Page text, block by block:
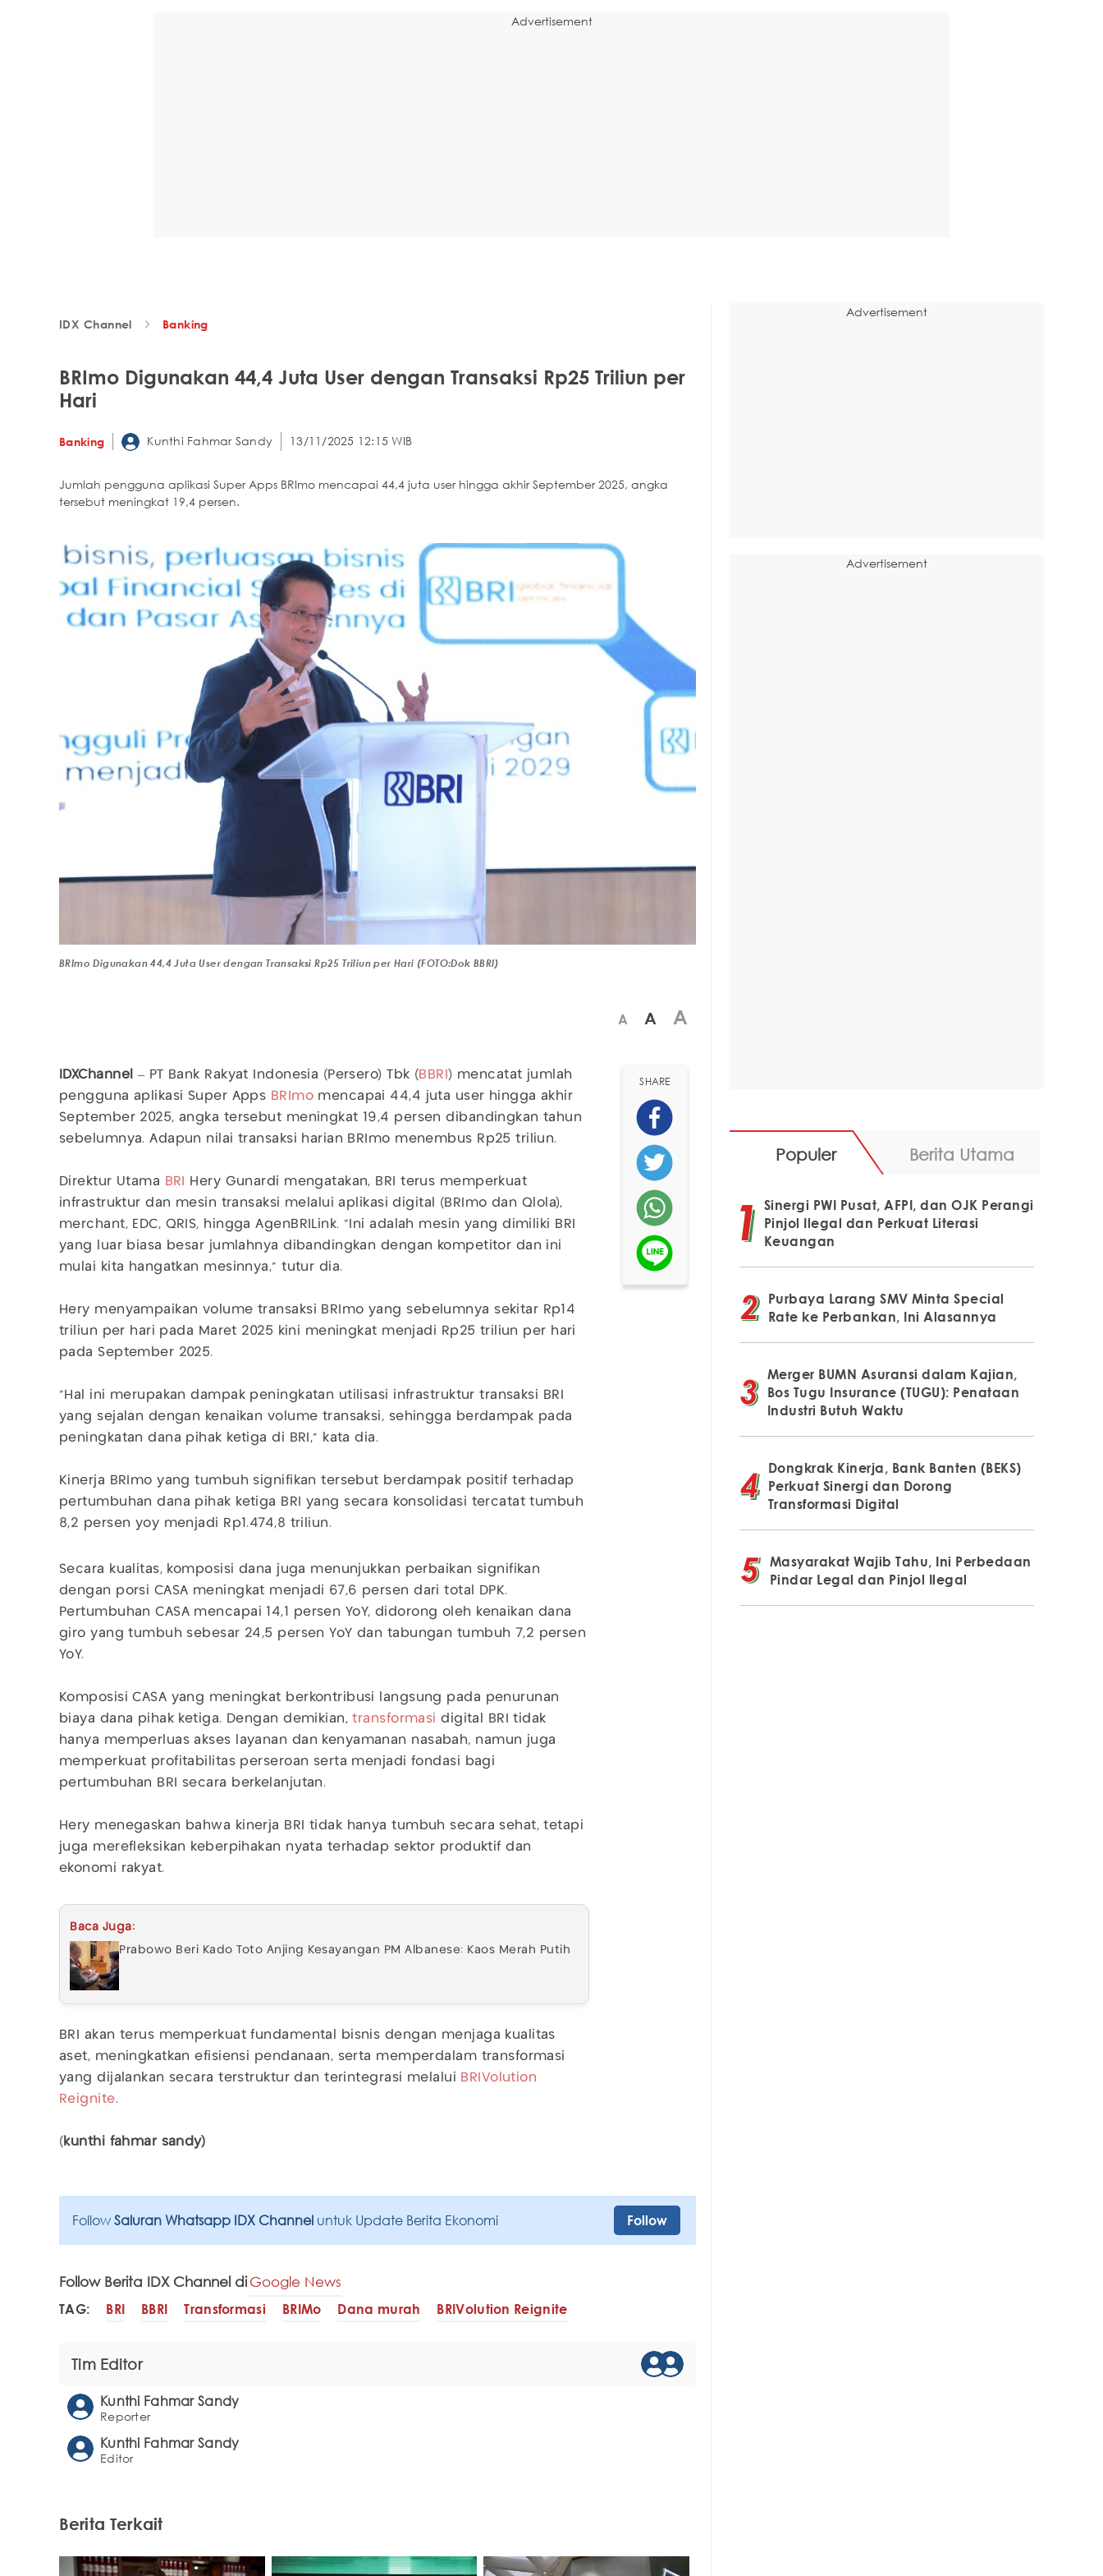
Advertisement
IDX Channel Banking
BRImo Digunakan 44,4 Juta User dengan Transaksi Rp25 Triliun per
Hari
Banking Kunthi Fahmar Sandy 13/11/2025 12:15 WIB
Jumlah pengguna aplikasi Super Apps BRImo mencapai 44,4 juta user hingga akhir September 2025, angka
tersebut meningkat 19,4 persen.
BRImo Digunakan 44,4 Juta User dengan Transaksi Rp25 Triliun per Hari (FOTO:Dok BBRI)
A A A
IDXChannel – PT Bank Rakyat Indonesia (Persero) Tbk ( BBRI ) mencatat jumlah
pengguna aplikasi Super Apps BRImomencapai 44,4 juta user hingga akhir
September 2025, angka tersebut meningkat 19,4 persen dibandingkan tahun
sebelumnya. Adapun nilai transaksi harian BRImo menembus Rp25 triliun.
Direktur Utama BRI
Hery Gunardi mengatakan, BRI terus memperkuat
infrastruktur dan mesin transaksi melalui aplikasi digital (BRImo dan Qlola),
merchant, EDC, QRIS, hingga AgenBRILink. "Ini adalah mesin yang dimiliki BRI
yang luar biasa besar jumlahnya dibandingkan dengan kompetitor dan ini
mulai kita hangatkan mesinnya," tutur dia.
Hery menyampaikan volume transaksi BRImo yang sebelumnya sekitar Rp14
triliun per hari pada Maret 2025 kini meningkat menjadi Rp25 triliun per hari
pada September 2025.
"Hal ini merupakan dampak peningkatan utilisasi infrastruktur transaksi BRI
yang sejalan dengan kenaikan volume transaksi, sehingga berdampak pada
peningkatan dana pihak ketiga di BRI," kata dia.
Kinerja BRImo yang tumbuh signifikan tersebut berdampak positif terhadap
pertumbuhan dana pihak ketiga BRI yang secara konsolidasi tercatat tumbuh
8,2 persen yoy menjadi Rp1.474,8 triliun.
Secara kualitas, komposisi dana juga menunjukkan perbaikan signifikan
dengan porsi CASA meningkat menjadi 67,6 persen dari total DPK.
Pertumbuhan CASA mencapai 14,1 persen YoY, didorong oleh kenaikan dana
giro yang tumbuh sebesar 24,5 persen YoY dan tabungan tumbuh 7,2 persen
YoY.
Komposisi CASA yang meningkat berkontribusi langsung pada penurunan
biaya dana pihak ketiga. Dengan demikian,transformasi digital BRI tidak
hanya memperluas akses layanan dan kenyamanan nasabah, namun juga
memperkuat profitabilitas perseroan serta menjadi fondasi bagi
pertumbuhan BRI secara berkelanjutan.
Hery menegaskan bahwa kinerja BRI tidak hanya tumbuh secara sehat, tetapi
juga merefleksikan keberpihakan nyata terhadap sektor produktif dan
ekonomi rakyat.
Baca Juga:
Prabowo Beri Kado Toto Anjing Kesayangan PM Albanese: Kaos Merah Putih
BRI akan terus memperkuat fundamental bisnis dengan menjaga kualitas
aset, meningkatkan efisiensi pendanaan, serta memperdalam transformasi
yang dijalankan secara terstruktur dan terintegrasi melalui BRIVolution
Reignite.
( kunthi fahmar sandy)
SHARE
Follow Saluran Whatsapp IDX Channel untuk Update Berita Ekonomi Follow
Follow Berita IDX Channel diGoogle News
TAG: BRI BBRI Transformasi BRIMo Dana murah BRIVolution Reignite
Tim Editor
Kunthi Fahmar Sandy
Reporter
Kunthi Fahmar Sandy
Editor
Berita Terkait
Advertisement
Advertisement
Populer Berita Utama
Sinergi PWI Pusat, AFPI, dan OJK Perangi
Pinjol Ilegal dan Perkuat Literasi
Keuangan
Purbaya Larang SMV Minta Special
Rate ke Perbankan, Ini Alasannya
Merger BUMN Asuransi dalam Kajian,
Bos Tugu Insurance (TUGU): Penataan
Industri Butuh Waktu
Dongkrak Kinerja, Bank Banten (BEKS)
Perkuat Sinergi dan Dorong
Transformasi Digital
Masyarakat Wajib Tahu, Ini Perbedaan
Pindar Legal dan Pinjol Ilegal